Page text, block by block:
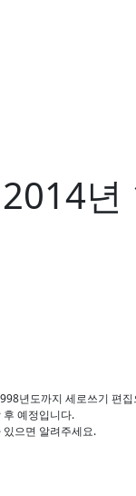
2014년
년도까지 세로쓰기 편
후 예정입니다.
있으면 알려주세요.